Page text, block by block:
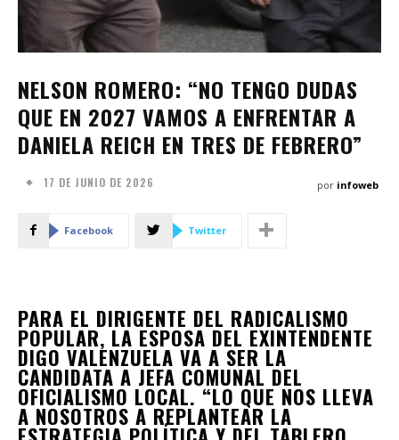
NELSON ROMERO: “NO TENGO DUDAS
QUE EN 2027 VAMOS A ENFRENTAR A
DANIELA REICH EN TRES DE FEBRERO”
17 DE JUNIO DE 2026 por infoweb
Facebook Twitter
PARA EL DIRIGENTE DEL RADICALISMO
POPULAR, LA ESPOSA DEL EXINTENDENTE
DIGO VALENZUELA VA A SER LA
CANDIDATA A JEFA COMUNAL DEL
OFICIALISMO LOCAL. “LO QUE NOS LLEVA
A NOSOTROS A REPLANTEAR LA